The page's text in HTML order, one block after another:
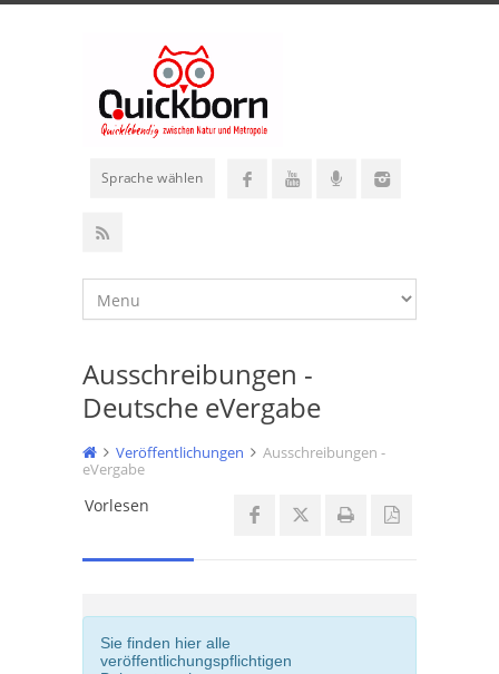
Sprache wählen
Ausschreibungen -
Deutsche eVergabe
Veröffentlichungen
Ausschreibungen -
eVergabe
Vorlesen